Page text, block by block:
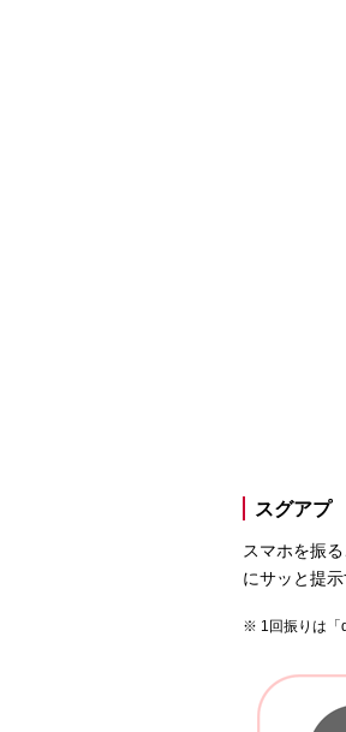
スグアプ
スマホを振
にサッと提
1回振りは